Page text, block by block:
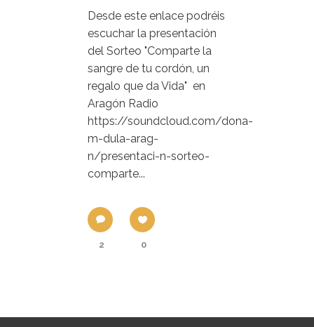
Desde este enlace podréis
escuchar la presentación
del Sorteo "Comparte la
sangre de tu cordón, un
regalo que da Vida" en
Aragón Radio
https://soundcloud.com/dona-
m-dula-arag-
n/presentaci-n-sorteo-
comparte...
2 0